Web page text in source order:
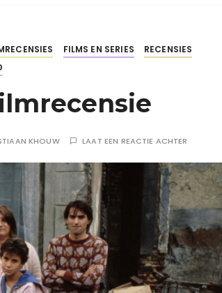
FILMS EN SERIES
RECENSIES
KHOUW LAAT EEN REACTIE ACHTER